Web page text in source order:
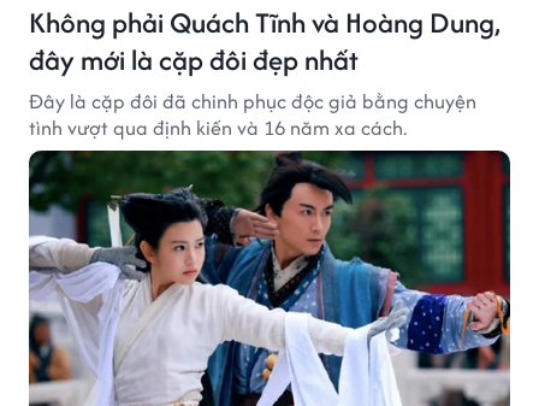
Không phải Quách Tĩnh và Hoàng Dung,
đây mới là cặp đôi đẹp nhất
Đây là cặp đôi đã chinh phục độc giả bằng chuyện
tình vượt qua định kiến và 16 năm xa cách.